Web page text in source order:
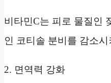
비타민C는 피로 물질인
인 코티솔 분비를 감소
2. 면역력 강화